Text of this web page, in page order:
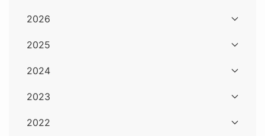
2026
2025
2024
2023
2022